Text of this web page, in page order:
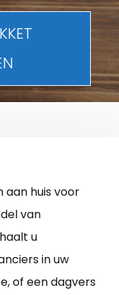
huis voor
van
u
in uw
of een dagvers